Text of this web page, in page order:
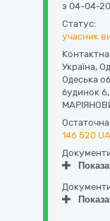
з 04-04-
Статус:
учасник
Україна,
Одеська
будинок
146 520